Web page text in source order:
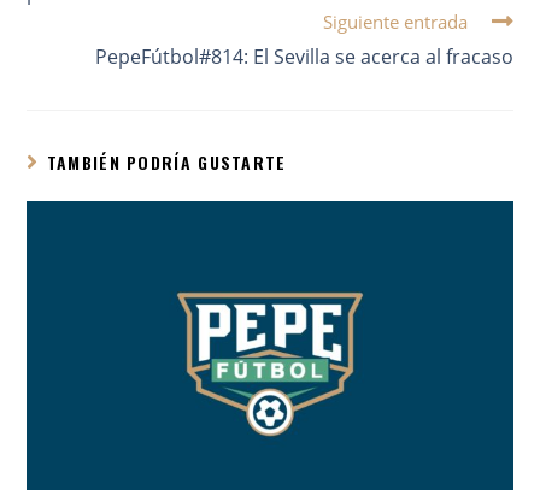
Siguiente entrada
PepeFútbol#814: El Sevilla se acerca al fracaso
TAMBIÉN PODRÍA GUSTARTE